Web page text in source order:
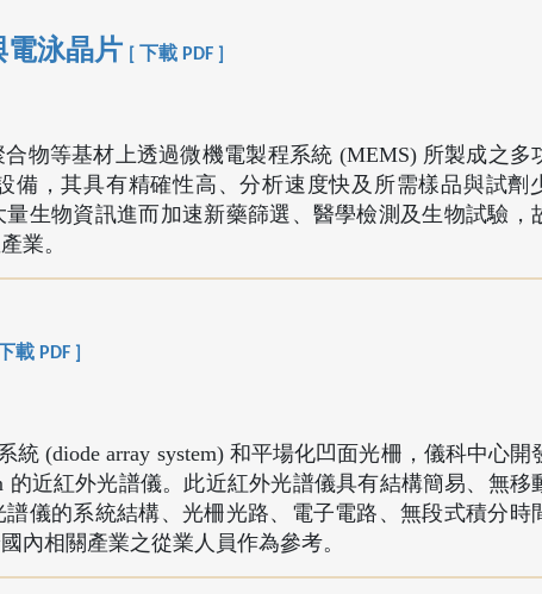
電泳晶片 [ 下載 PDF ]
物等基材上透過微機電製程系統 (MEMS) 所製成之多
備，其具有精確性高、分析速度快及所需樣品與試劑
生物資訊進而加速新藥篩選、醫學檢測及生物試驗，
業。
下載 PDF ]
統 (diode array system) 和平場化凹面光柵，儀科中心開
的近紅外光譜儀。此近紅外光譜儀具有結構簡易、無移
儀的系統結構、光柵光路、電子電路、無段式積分時
內相關產業之從業人員作為參考。